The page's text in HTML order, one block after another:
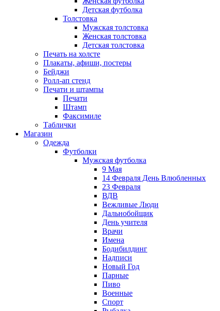
Детская футболка
Толстовка
Мужская толстовка
Женская толстовка
Детская толстовка
Печать на холсте
Плакаты, афиши, постеры
Бейджи
Ролл-ап стенд
Печати и штампы
Печати
Штамп
Факсимиле
Таблички
Магазин
Одежда
Футболки
Мужская футболка
9 Мая
14 Февраля День Влюбленных
23 Февраля
ВДВ
Вежливые Люди
Дальнобойщик
День учителя
Врачи
Имена
Бодибилдинг
Надписи
Новый Год
Парные
Пиво
Военные
Спорт